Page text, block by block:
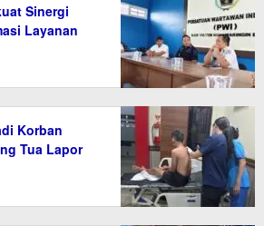
Sinergi
Layanan
Korban
Tua Lapor